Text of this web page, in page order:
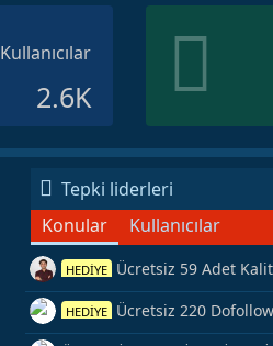
Kullanıcılar
2.6K
Tepki liderleri
Konular
Kullanıcılar
HEDİYE Ücretsiz 59 Adet
Backlink Kaynağı Veriyorum.
HEDİYE Ücretsiz 220
Veriyorum